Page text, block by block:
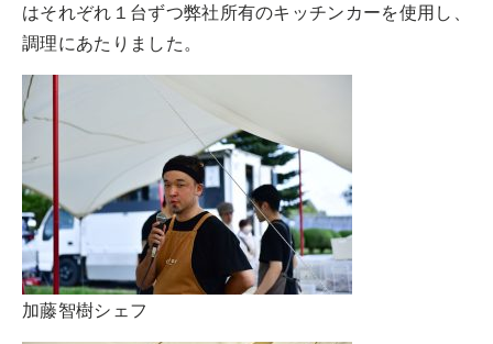
はそれぞれ１台ずつ弊社所有のキッチンカーを使用し、
調理にあたりました。
加藤智樹シェフ